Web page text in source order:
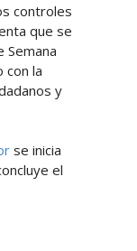
controles
que se
Semana
con la
y
se inicia
el